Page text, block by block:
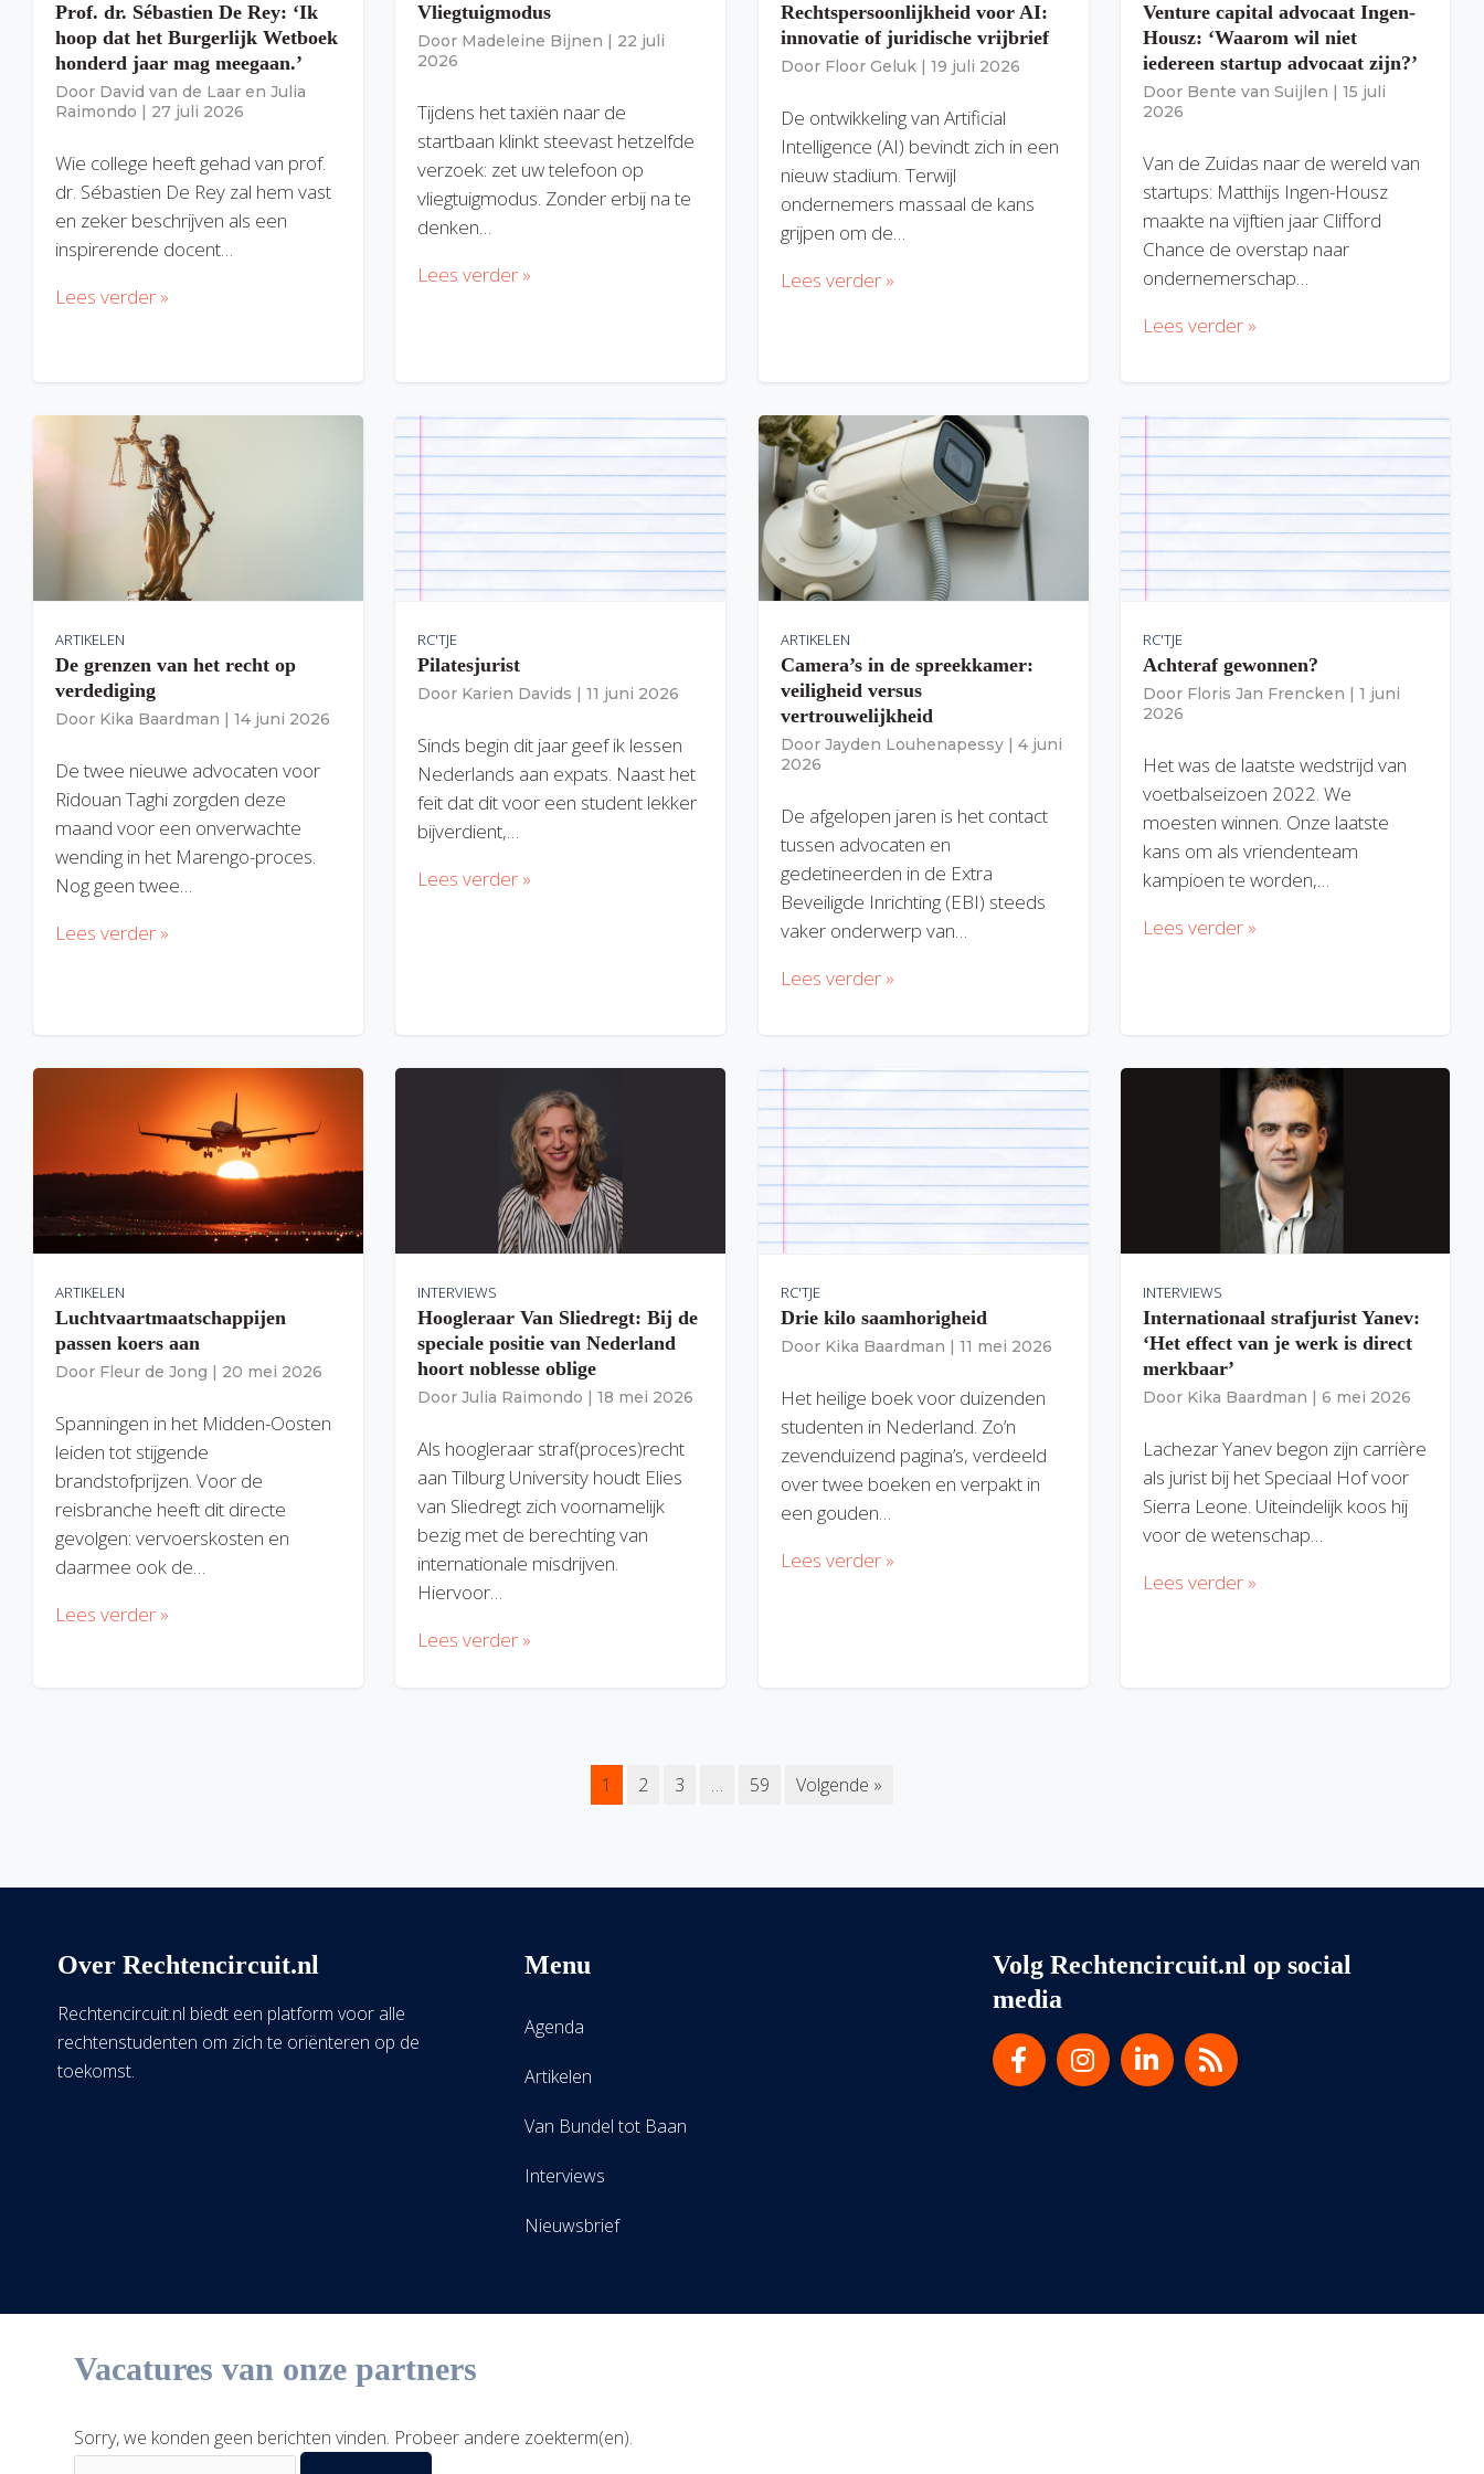
Prof. dr. Sébastien De Rey: ‘Ik
hoop dat het Burgerlijk Wetboek
honderd jaar mag meegaan.’
Door David van de Laar en Julia
Raimondo | 27 juli 2026
Wie college heeft gehad van prof.
dr. Sébastien De Rey zal hem vast
en zeker beschrijven als een
inspirerende docent…
Lees verder »
Vliegtuigmodus
Door Madeleine Bijnen | 22 juli
2026
Tijdens het taxiën naar de
startbaan klinkt steevast hetzelfde
verzoek: zet uw telefoon op
vliegtuigmodus. Zonder erbij na te
denken…
Lees verder »
Rechtspersoonlijkheid voor AI:
innovatie of juridische vrijbrief
Door Floor Geluk | 19 juli 2026
De ontwikkeling van Artificial
Intelligence (AI) bevindt zich in een
nieuw stadium. Terwijl
ondernemers massaal de kans
grijpen om de…
Lees verder »
Venture capital advocaat Ingen-
Housz: ‘Waarom wil niet
iedereen startup advocaat zijn?’
Door Bente van Suijlen | 15 juli
2026
Van de Zuidas naar de wereld van
startups: Matthijs Ingen-Housz
maakte na vijftien jaar Clifford
Chance de overstap naar
ondernemerschap…
Lees verder »
ARTIKELEN
De grenzen van het recht op
verdediging
Door Kika Baardman | 14 juni 2026
De twee nieuwe advocaten voor
Ridouan Taghi zorgden deze
maand voor een onverwachte
wending in het Marengo-proces.
Nog geen twee…
Lees verder »
RC'TJE
Pilatesjurist
Door Karien Davids | 11 juni 2026
Sinds begin dit jaar geef ik lessen
Nederlands aan expats. Naast het
feit dat dit voor een student lekker
bijverdient,…
Lees verder »
ARTIKELEN
Camera’s in de spreekkamer:
veiligheid versus
vertrouwelijkheid
Door Jayden Louhenapessy | 4 juni
2026
De afgelopen jaren is het contact
tussen advocaten en
gedetineerden in de Extra
Beveiligde Inrichting (EBI) steeds
vaker onderwerp van…
Lees verder »
RC'TJE
Achteraf gewonnen?
Door Floris Jan Frencken | 1 juni
2026
Het was de laatste wedstrijd van
voetbalseizoen 2022. We
moesten winnen. Onze laatste
kans om als vriendenteam
kampioen te worden,…
Lees verder »
ARTIKELEN
Luchtvaartmaatschappijen
passen koers aan
Door Fleur de Jong | 20 mei 2026
Spanningen in het Midden-Oosten
leiden tot stijgende
brandstofprijzen. Voor de
reisbranche heeft dit directe
gevolgen: vervoerskosten en
daarmee ook de…
Lees verder »
INTERVIEWS
Hoogleraar Van Sliedregt: Bij de
speciale positie van Nederland
hoort noblesse oblige
Door Julia Raimondo | 18 mei 2026
Als hoogleraar straf(proces)recht
aan Tilburg University houdt Elies
van Sliedregt zich voornamelijk
bezig met de berechting van
internationale misdrijven.
Hiervoor…
Lees verder »
RC'TJE
Drie kilo saamhorigheid
Door Kika Baardman | 11 mei 2026
Het heilige boek voor duizenden
studenten in Nederland. Zo’n
zevenduizend pagina’s, verdeeld
over twee boeken en verpakt in
een gouden…
Lees verder »
INTERVIEWS
Internationaal strafjurist Yanev:
‘Het effect van je werk is direct
merkbaar’
Door Kika Baardman | 6 mei 2026
Lachezar Yanev begon zijn carrière
als jurist bij het Speciaal Hof voor
Sierra Leone. Uiteindelijk koos hij
voor de wetenschap…
Lees verder »
1 2 3 … 59 Volgende »
Over Rechtencircuit.nl
Rechtencircuit.nl biedt een platform voor alle
rechtenstudenten om zich te oriënteren op de
toekomst.
Menu
Agenda
Artikelen
Van Bundel tot Baan
Interviews
Nieuwsbrief
Volg Rechtencircuit.nl op social
media
Vacatures van onze partners
Sorry, we konden geen berichten vinden. Probeer andere zoekterm(en).